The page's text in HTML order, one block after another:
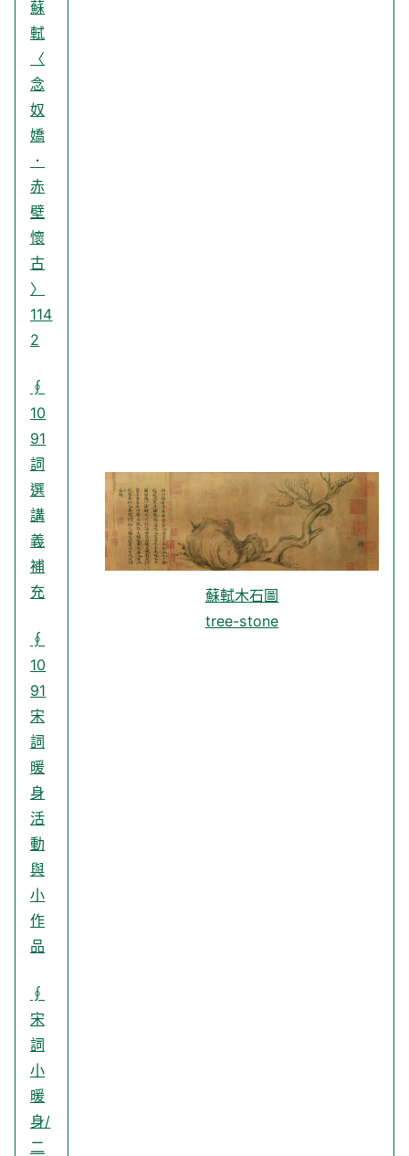
蘇
軾
〈
念
奴
嬌
．
赤
壁
懷
古
〉
114
2
∮
10
91
詞
選
講
義
補
充
∮
10
91
宋
詞
暖
身
活
動
與
小
作
品
∮
宋
詞
小
暖
身/
二
蘇軾木石圖
tree-stone